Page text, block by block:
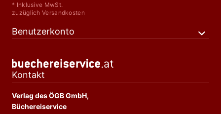
* Inklusive MwSt.
zuzüglich Versandkosten
Benutzerkonto
Kontakt
Verlag des ÖGB GmbH,
Büchereiservice